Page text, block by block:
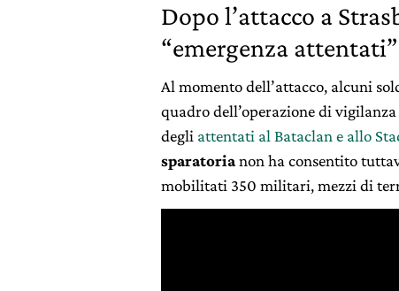
Dopo l’attacco a
“emergenza attentati”
Al momento dell’attacco, alcuni
quadro dell’operazione di vigilanza
degli attentati al Bataclan e allo
sparatorianon ha consentito
mobilitati 350 militari, mezzi di